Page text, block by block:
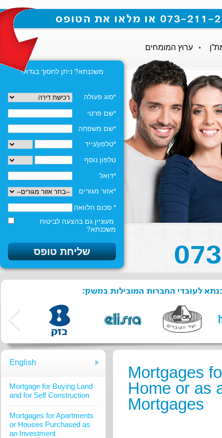
ערוץ המומחים
משכנתא? ניתן לחסוך בגדול!
*סוג פעולה
*שם פרטי
*שם משפחה
*טלפון/נייד
טלפון נוסף
*דואל
*אזור מגורים
* סכום הלוואה
מעוניין גם בהצעה לביטוח
משכנתא?
לעובדי החברות המובילות במשק:
English
Mortgage for Buying Land
and for Self Construction
Mortgages for Apartments
or Houses Purchased as
an Investment
Mortgages
Home or as
Mortgages